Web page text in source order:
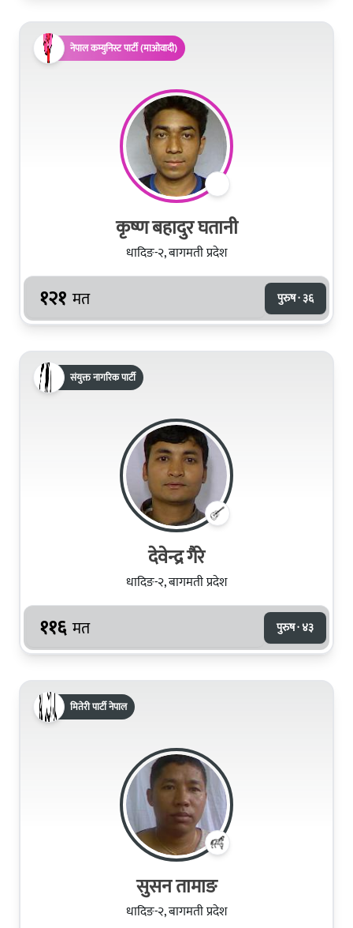
नेपाल कम्युनिस्ट पार्टी (माओवादी)
कृष्ण बहादुर घतानी
धादिङ-२, बागमती प्रदेश
१२१ मत पुरुष · ३६
संयुक्त नागरिक पार्टी
देवेन्द्र गैरे
धादिङ-२, बागमती प्रदेश
११६ मत पुरुष · ४३
मितेरी पार्टी नेपाल
सुसन तामाङ
धादिङ-२, बागमती प्रदेश